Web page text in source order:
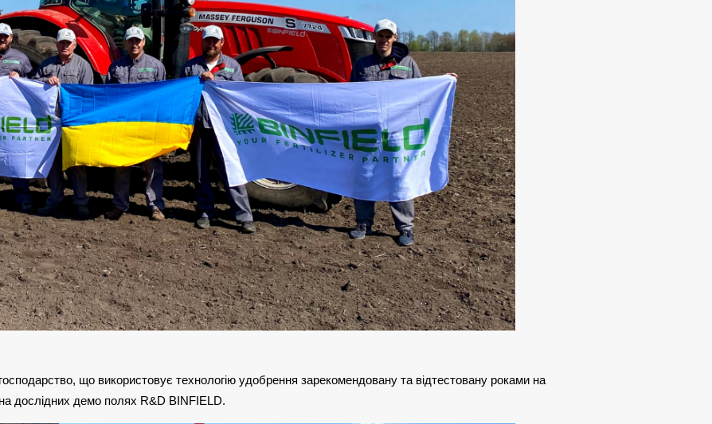
що використовує технологію удобрення зарекомендовану та відтестовану роками на
дослідних демо полях R&D BINFIELD.